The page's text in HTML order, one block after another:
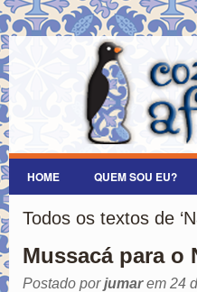
HOME QUEM SOU EU?
Todos os textos de
Mussacá para o
Postado porjumarem 24